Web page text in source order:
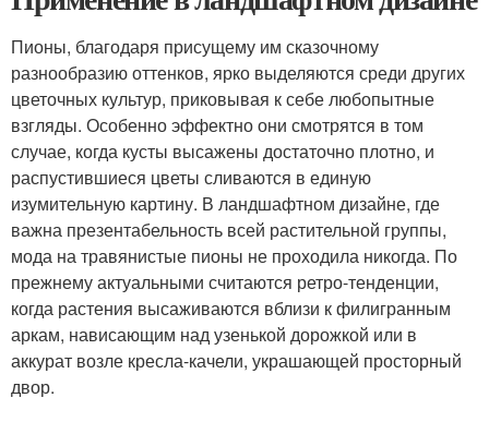
Пионы, благодаря присущему им сказочному
разнообразию оттенков, ярко выделяются среди других
цветочных культур, приковывая к себе любопытные
взгляды. Особенно эффектно они смотрятся в том
случае, когда кусты высажены достаточно плотно, и
распустившиеся цветы сливаются в единую
изумительную картину. В ландшафтном дизайне, где
важна презентабельность всей растительной группы,
мода на травянистые пионы не проходила никогда. По
прежнему актуальными считаются ретро-тенденции,
когда растения высаживаются вблизи к филигранным
аркам, нависающим над узенькой дорожкой или в
аккурат возле кресла-качели, украшающей просторный
двор.